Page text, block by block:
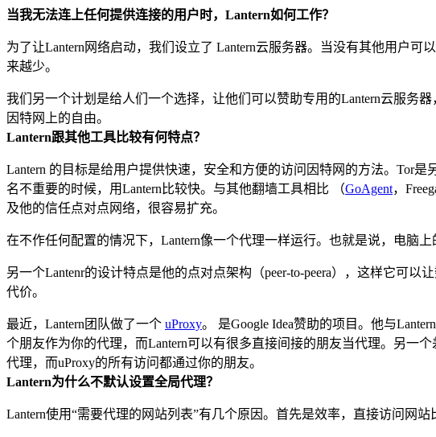
当我无法连上任何提供连接的用户时，Lantern如何工作？
为了让Lantern网络启动，我们设立了 Lantern云服务器。当没有其他用户
来越少。
我们另一个计划是给人们一个选择，让他们可以赞助专用的Lantern云服务
因特网上的自由。
Lantern跟其他工具比较有何特点？
Lantern 的目标是给用户提供快速，安全和方便的访问因特网的方法。Tor
名不重要的时候，用Lantern比较快。与其他翻墙工具相比 （GoAgent，
及他的信任点对点网络，很容易扩充。
在不作任何配置的情况下，Lantern像一个代理一样运行。也就是说，电脑上
另一个Lantenr的设计特点是他的点对点架构（peer-to-peera），这样它可
代价。
最近，Lantern团队做了一个 uProxy。 是Google Idea赞助的项目。他与
个朋友作为你的代理，而Lantern可以有很多直接间接的朋友当代理。另一
代理，而uProxy的所有访问都通过你的朋友。
Lantern为什么不默认设置全局代理？
Lantern使用“需要代理的网站列表”有几个原因。首先是效率，直接访问网